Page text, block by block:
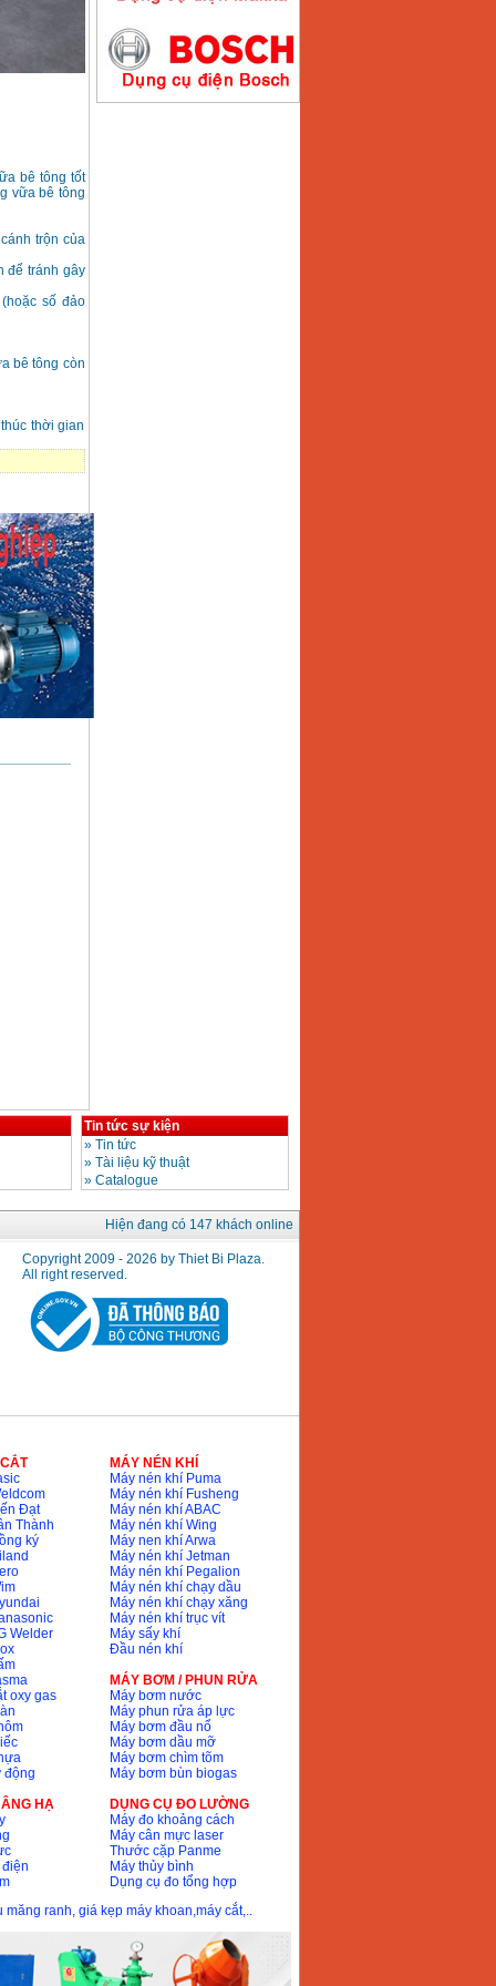
bê tông tốt
vữa bê tông
trộn của
để tránh gây
số đảo
bê tông còn
thời gian
Máy hàn que điện tử
Hồng ký HK200E
Tin tức sự kiện
» Tin tức
» Tài liệu kỹ thuật
» Catalogue
Hiện đang có 147 khách online
Copyright 2009 - 2026 by Thiet Bi Plaza.
All right reserved.
Đạt
Thành
ký
Welder
oxy gas
động
HẠ
MÁY NÉN KHÍ
Máy nén khí Puma
Máy nén khí Fusheng
Máy nén khí ABAC
Máy nén khí Wing
Máy nen khí Arwa
Máy nén khí Jetman
Máy nén khí Pegalion
Máy nén khí chạy dầu
Máy nén khí chạy xăng
Máy nén khí trục vít
Máy sấy khí
Đầu nén khí
MÁY BƠM / PHUN RỬA
Máy bơm nước
Máy phun rửa áp lực
Máy bơm đầu nổ
Máy bơm dầu mỡ
Máy bơm chìm tõm
Máy bơm bùn biogas
DỤNG CỤ ĐO LƯỜNG
Máy đo khoảng cách
Máy cân mực laser
Thước cặp Panme
Máy thủy bình
Dụng cụ đo tổng hợp
măng ranh, giá kẹp máy khoan,máy cắt,..